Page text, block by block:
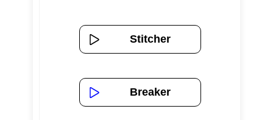
Stitcher
Breaker